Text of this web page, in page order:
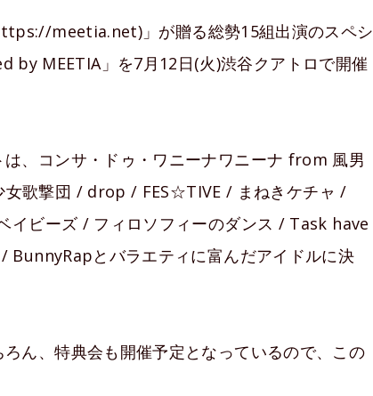
meetia.net)」が贈る総勢15組出演のスペシ
by MEETIA」を7月12日(火)渋谷クアトロで開催
、コンサ・ドゥ・ワニーナワニーナ from 風男
女歌撃団 / drop / FES☆TIVE / まねきケチャ /
イビーズ / フィロソフィーのダンス / Task have
とバラエティに富んだアイドルに決
ん、特典会も開催予定となっているので、この